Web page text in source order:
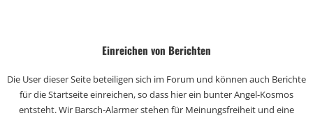
Einreichen von Berichten
Die User dieser Seite beteiligen sich im Forum und können auch Berichte
für die Startseite einreichen, so dass hier ein bunter Angel-Kosmos
entsteht. Wir Barsch-Alarmer stehen für Meinungsfreiheit und eine